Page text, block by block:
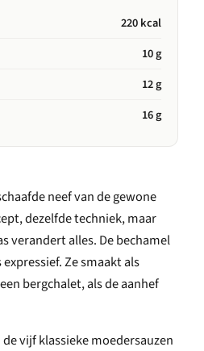
neef van de gewone
dezelfde techniek, maar
verandert alles. De bechamel
Ze smaakt als
bergchalet, als de aanhef
vijf klassieke moedersauzen
220 kcal
10 g
12 g
16 g